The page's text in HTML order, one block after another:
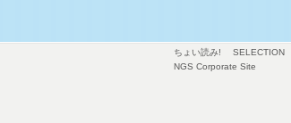
ちょい読み! SELECTION
NGS Corporate Site